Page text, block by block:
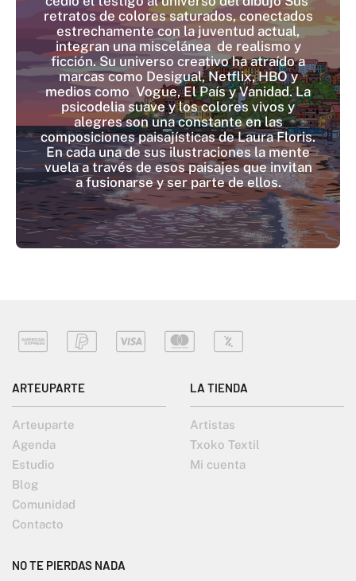
retratos de colores saturados, conectados
estrechamente con la juventud actual,
integran una miscelánea de realismo y
ficción. Su universo creativo ha atraído a
marcas como Desigual, Netflix, HBO y
medios como Vogue, El País y Vanidad. La
psicodelia suave y los colores vivos y
alegres son una constante en las
composiciones paisajísticas de Laura Floris.
En cada una de sus ilustraciones la mente
vuela a través de esos paisajes que invitan
a fusionarse y ser parte de ellos.
ARTEUPARTE
Arteuparte
Agenda
Estudio
Blog
Comunidad
Contacto
LA TIENDA
Artistas
Txoko Textil
Mi cuenta
NO TE PIERDAS NADA